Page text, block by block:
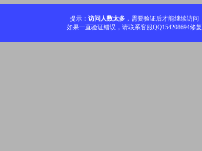
提示： 访问人数太多 ，需要验证后才能继续访问
如果一直验证错误，请联系客服QQ154208694修复